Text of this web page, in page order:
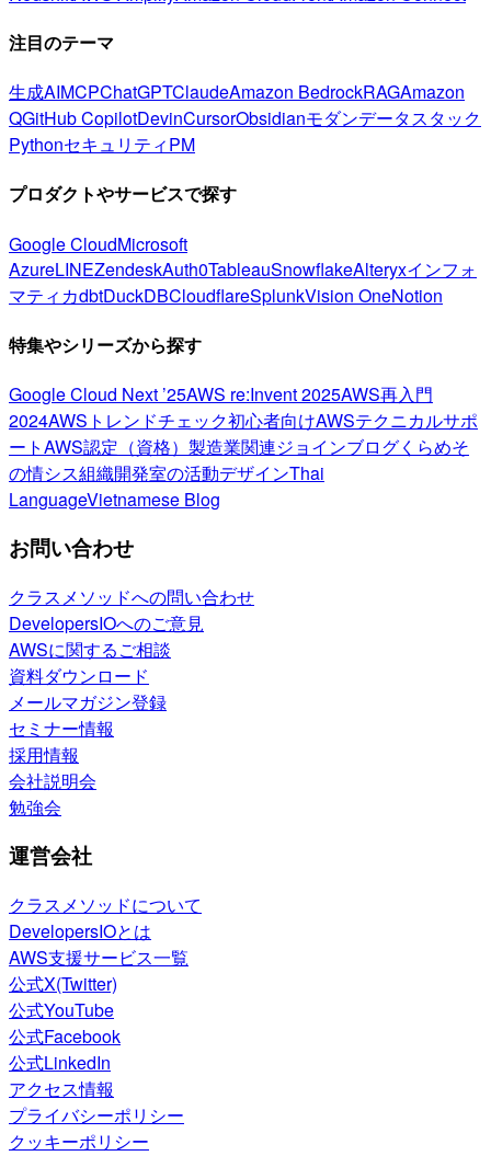
注目のテーマ
生成AIMCPChatGPTClaudeAmazon BedrockRAGAmazon
QGitHub CopilotDevinCursorObsidianモダンデータスタック
PythonセキュリティPM
プロダクトやサービスで探す
Google CloudMicrosoft
AzureLINEZendeskAuth0TableauSnowflakeAlteryxインフォ
マティカdbtDuckDBCloudflareSplunkVision OneNotion
特集やシリーズから探す
Google Cloud Next ’25AWS re:Invent 2025AWS再入門
2024AWSトレンドチェック初心者向けAWSテクニカルサポ
ートAWS認定（資格） 製造業関連ジョインブログくらめそ
の情シス組織開発室の活動デザインThai
LanguageVietnamese Blog
お問い合わせ
クラスメソッドへの問い合わせ
DevelopersIOへのご意見
AWSに関するご相談
資料ダウンロード
メールマガジン登録
セミナー情報
採用情報
会社説明会
勉強会
運営会社
クラスメソッドについて
DevelopersIOとは
AWS支援サービス一覧
公式X(Twitter)
公式YouTube
公式Facebook
公式LinkedIn
アクセス情報
プライバシーポリシー
クッキーポリシー